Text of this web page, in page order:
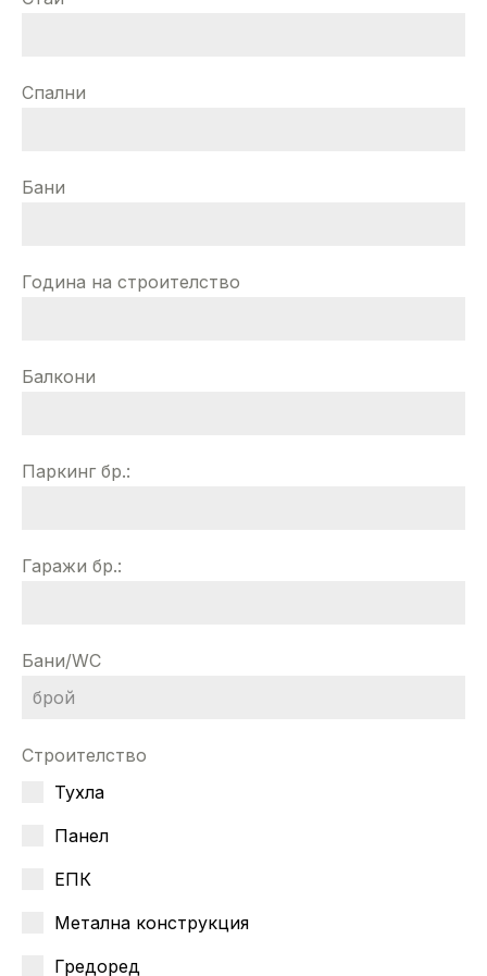
Спални
Бани
Година на строителство
Балкони
Паркинг бр.:
Гаражи бр.:
Бани/WC
Строителство
Тухла
Панел
ЕПК
Метална конструкция
Гредоред